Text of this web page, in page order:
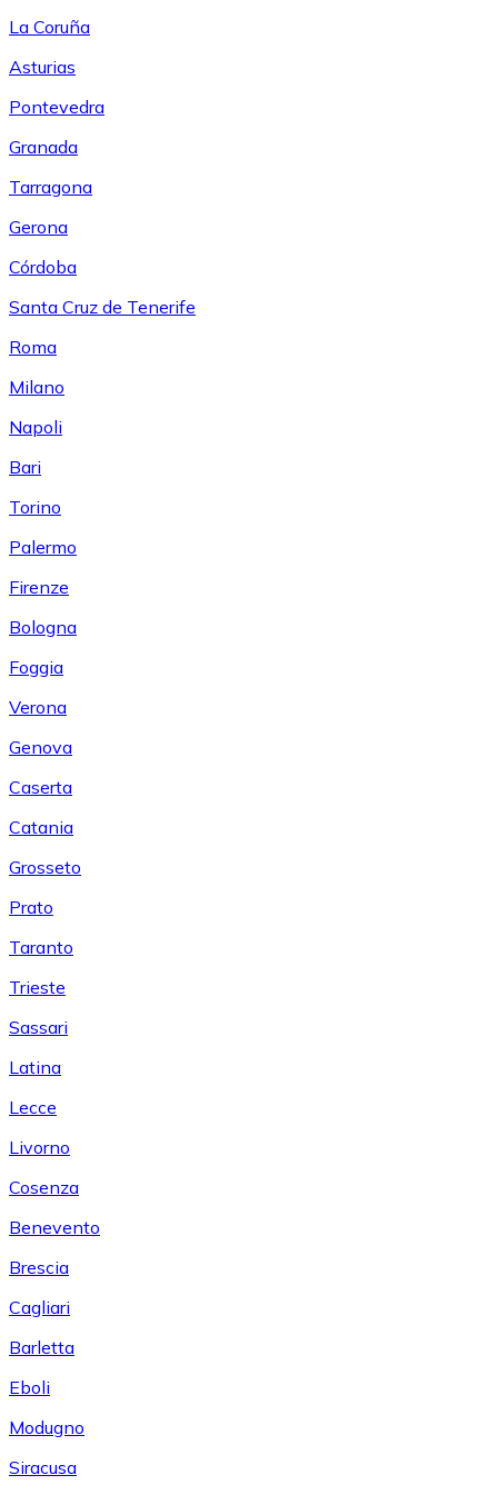
La Coruña
Asturias
Pontevedra
Granada
Tarragona
Gerona
Córdoba
Santa Cruz de Tenerife
Roma
Milano
Napoli
Bari
Torino
Palermo
Firenze
Bologna
Foggia
Verona
Genova
Caserta
Catania
Grosseto
Prato
Taranto
Trieste
Sassari
Latina
Lecce
Livorno
Cosenza
Benevento
Brescia
Cagliari
Barletta
Eboli
Modugno
Siracusa